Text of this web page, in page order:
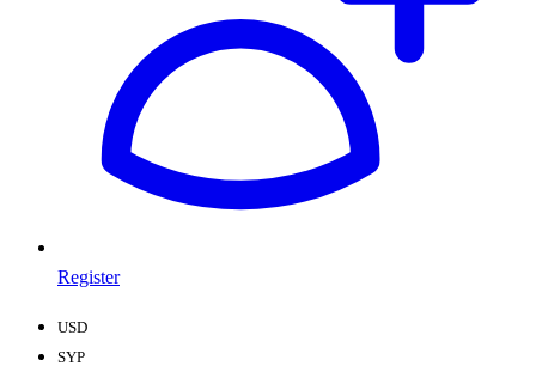
Register
USD
SYP